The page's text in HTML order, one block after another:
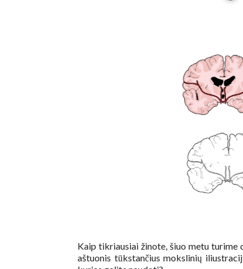
Kaip tikriausiai žinote, šiuo metu
aštuonis tūkstančius mokslinių